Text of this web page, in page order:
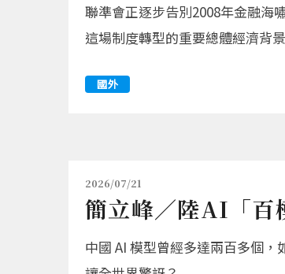
聯準會正逐步告別2008年金融海
這場制度轉型的重要總體經濟背景
國外
2026/07/21
簡立峰／陸AI「百
中國 AI 模型曾經多達兩百多個